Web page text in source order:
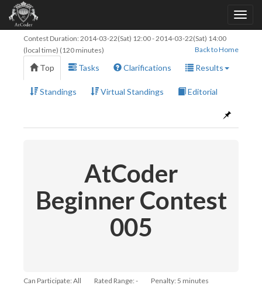
Contest Duration: 2014-03-22(Sat) 12:00-2014-03-22(Sat) 14:00
(local time) (120 minutes)
Back to Home
Top Tasks Clarifications Results
Standings Virtual Standings Editorial
AtCoder
Beginner Contest
005
Can Participate: All Rated Range: - Penalty: 5 minutes